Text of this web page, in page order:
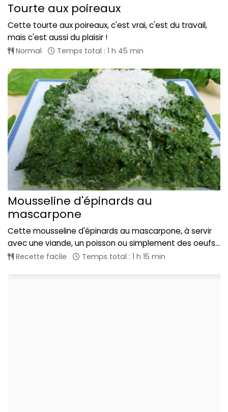
Tourte aux poireaux
Cette tourte aux poireaux, c'est vrai, c'est du travail,
mais c'est aussi du plaisir !
Normal Temps total : 1 h 45 min
Mousseline d'épinards au
mascarpone
Cette mousseline d'épinards au mascarpone, à servir
avec une viande, un poisson ou simplement des oeufs...
Recette facile Temps total : 1 h 15 min